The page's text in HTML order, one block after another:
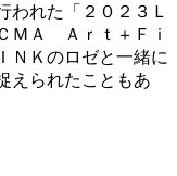
われた「２０２３Ｌ
ＭＡ Ａｒｔ＋Ｆｉ
ＮＫのロゼと一緒に
えられたこともあ